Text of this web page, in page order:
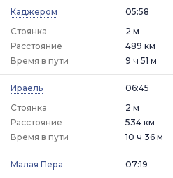
Каджером
05:58
Стоянка
2 м
Расстояние
489 км
Время в пути
9 ч 51 м
Ираель
06:45
Стоянка
2 м
Расстояние
534 км
Время в пути
10 ч 36 м
Малая Пера 07:19